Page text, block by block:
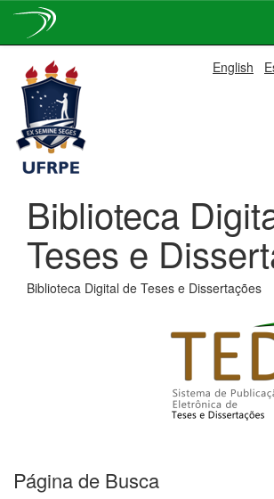
navigation
English
Biblioteca
Teses e
Biblioteca Digital de Teses e Dissertações
Página de Busca